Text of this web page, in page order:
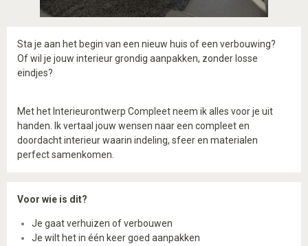
Sta je aan het begin van een nieuw huis of een verbouwing?
Of wil je jouw interieur grondig aanpakken, zonder losse
eindjes?
Met het Interieurontwerp Compleet neem ik alles voor je uit
handen. Ik vertaal jouw wensen naar een compleet en
doordacht interieur waarin indeling, sfeer en materialen
perfect samenkomen.
Voor wie is dit?
Je gaat verhuizen of verbouwen
Je wilt het in één keer goed aanpakken